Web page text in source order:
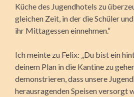
Küche des Jugendhotels zu
gleichen Zeit, in der die Schüler
ihr Mittagessen einnehmen.“
Ich meinte zu Felix: „Du bist ein
deinem Plan in die Kantine zu
demonstrieren, dass unsere
herausragenden Speisen versorgt